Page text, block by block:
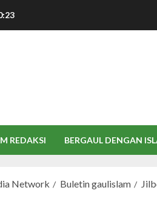
REDAKSI BERGAUL DENGAN
Network Buletin gaulislam